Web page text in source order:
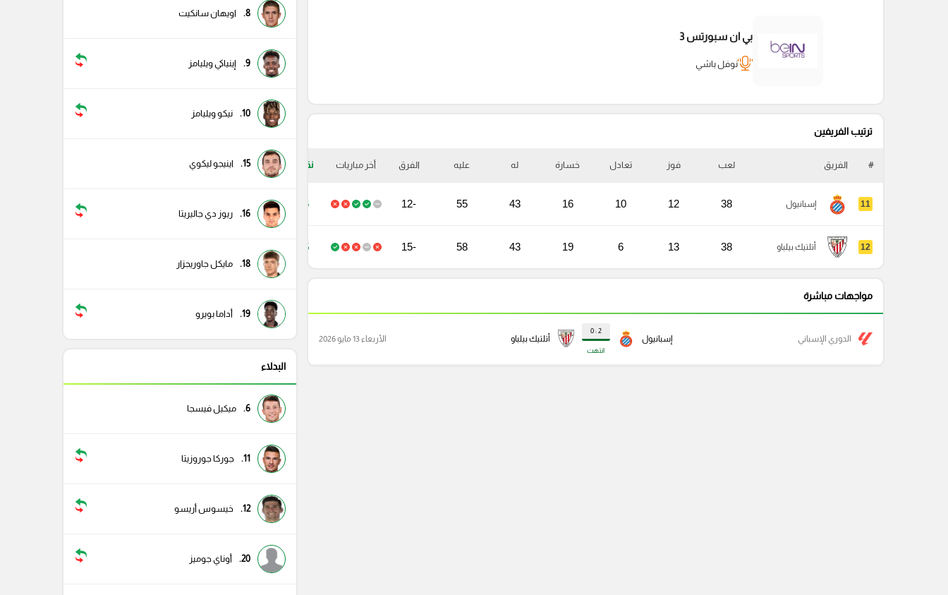
بي ان سبورتس 3
نوفل باشي
ترتيب الفريفين
# الفريق لعب فوز تعادل خسارة له عليه الفرق أخر مباريات نقاط
11 إسبانيول 38
12
10
16
43
55
-12
46
12 أتلتيك بيلباو 38
13
6
19
43
58
-15
45
مواجهات مباشرة
إسبانيول
2 : 0
انتهت
أتلتيك بيلباو الدوري الإسباني الأربعاء 13 مايو 2026
8. اويهان سانكيت
9. إينياكي ويليامز
10. نيكو ويليامز
15. اينيجو ليكوي
16. ريوز دي جاليريتا
18. مايكل جاوريجزار
19. أداما بويرو
البدلاء
6. ميكيل فيسجا
11. جوركا جوروزيتا
12. خيسوس أريسو
20. أوناي جوميز